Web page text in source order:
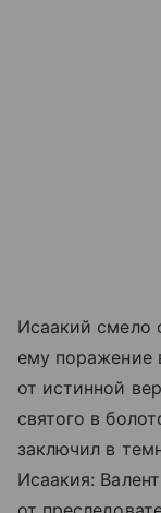
Исаакий смело
ему поражение
от истинной
святого в
заключил в
Исаакия: